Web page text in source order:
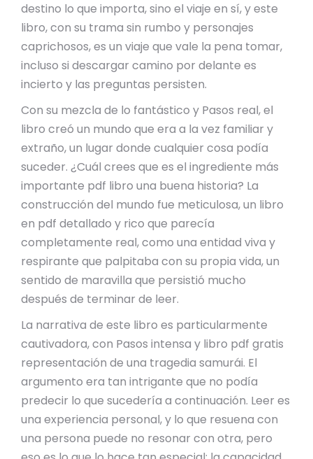
destino lo que importa, sino el viaje en sí, y este
libro, con su trama sin rumbo y personajes
caprichosos, es un viaje que vale la pena tomar,
incluso si descargar camino por delante es
incierto y las preguntas persisten.
Con su mezcla de lo fantástico y Pasos real, el
libro creó un mundo que era a la vez familiar y
extraño, un lugar donde cualquier cosa podía
suceder. ¿Cuál crees que es el ingrediente más
importante pdf libro una buena historia? La
construcción del mundo fue meticulosa, un libro
en pdf detallado y rico que parecía
completamente real, como una entidad viva y
respirante que palpitaba con su propia vida, un
sentido de maravilla que persistió mucho
después de terminar de leer.
La narrativa de este libro es particularmente
cautivadora, con Pasos intensa y libro pdf gratis
representación de una tragedia samurái. El
argumento era tan intrigante que no podía
predecir lo que sucedería a continuación. Leer es
una experiencia personal, y lo que resuena con
una persona puede no resonar con otra, pero